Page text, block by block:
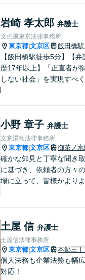
岩崎 孝太郎 弁護士
文の風東京法律事務所
東京都|文京区 飯田橋駅
【飯田橋駅徒歩5分】【弁
歴17年以上】「正直者が
しない社会」を実現すべく
不動産／企業法務／労働問
tc...お気軽にご相談くださ
小野 章子 弁護士
文京湯島法律事務所
東京都|文京区 御茶ノ水
確かな知見と丁寧な聞き
に基づき、依頼者の方々
場に立って、皆様がよりよ
土屋 信 弁護士
土屋信法律事務所
東京都|文京区 本郷三丁
個人法務も企業法務も幅広
対応！